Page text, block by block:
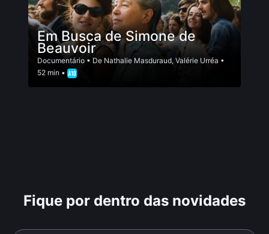
Em Busca de Simone de
Beauvoir
Documentário • De Nathalie Masduraud, Valérie Urréa •
52 min •
Fique por dentro das novidades